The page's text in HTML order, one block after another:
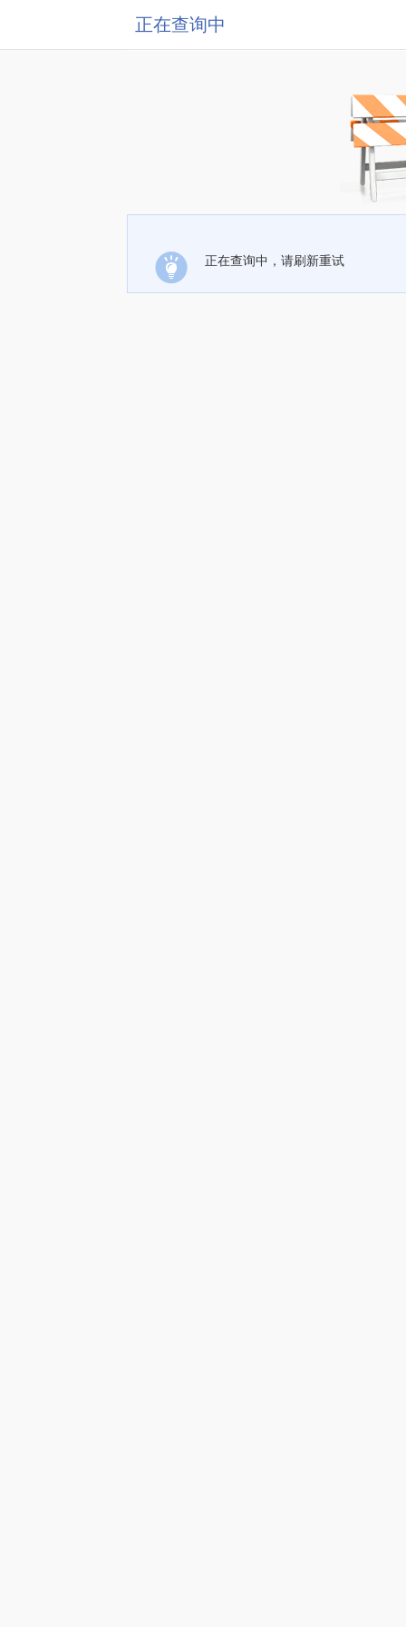
正在查询中
正在查询中，请刷新重试